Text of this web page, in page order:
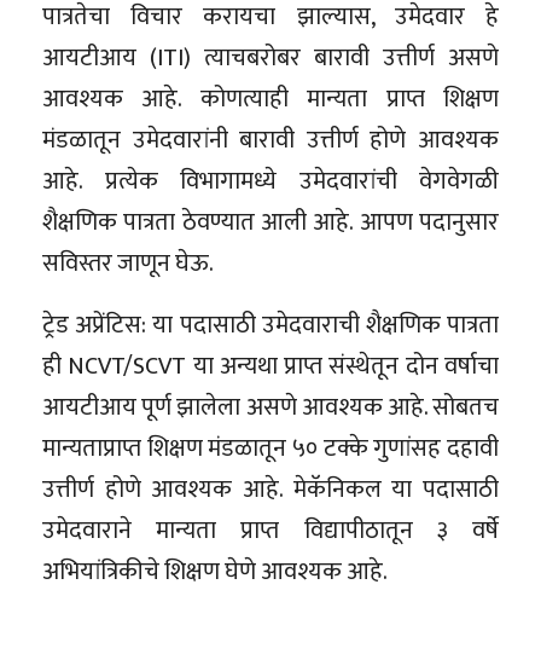
पात्रतेचा विचार करायचा झाल्यास, उमेदवार हे
आयटीआय (ITI) त्याचबरोबर बारावी उत्तीर्ण असणे
आवश्यक आहे. कोणत्याही मान्यता प्राप्त शिक्षण
मंडळातून उमेदवारांनी बारावी उत्तीर्ण होणे आवश्यक
आहे. प्रत्येक विभागामध्ये उमेदवारांची वेगवेगळी
शैक्षणिक पात्रता ठेवण्यात आली आहे. आपण पदानुसार
सविस्तर जाणून घेऊ.
ट्रेड अप्रेंटिस: या पदासाठी उमेदवाराची शैक्षणिक पात्रता
ही NCVT/SCVT या अन्यथा प्राप्त संस्थेतून दोन वर्षाचा
आयटीआय पूर्ण झालेला असणे आवश्यक आहे. सोबतच
मान्यताप्राप्त शिक्षण मंडळातून ५० टक्के गुणांसह दहावी
उत्तीर्ण होणे आवश्यक आहे. मेकॅनिकल या पदासाठी
उमेदवाराने मान्यता प्राप्त विद्यापीठातून ३ वर्षे
अभियांत्रिकीचे शिक्षण घेणे आवश्यक आहे.